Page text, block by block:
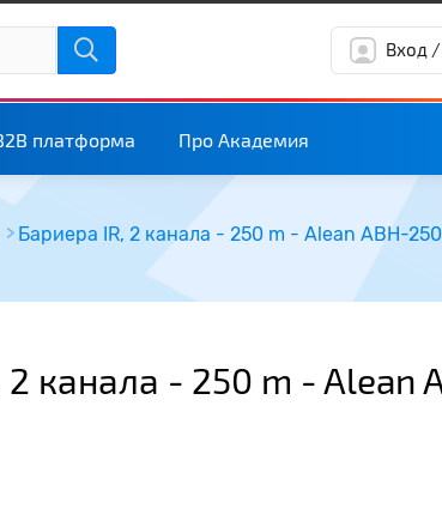
Вход /
платформа Про Академия
Бариера IR, 2 канала - 250 m - Alean ABH-
2 канала - 250 m - Alean